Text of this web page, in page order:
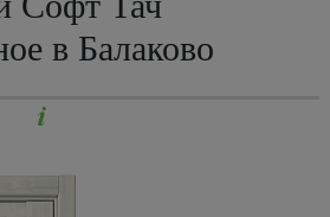
в Балаково